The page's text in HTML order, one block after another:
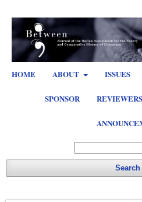
HOME ABOUT ISSUES
SPONSOR REVIEWERS
Search